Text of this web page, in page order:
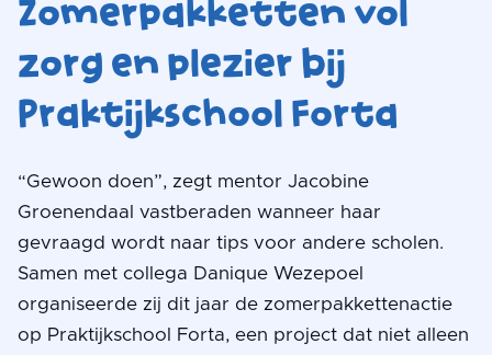
Zomerpakketten vol
zorg en plezier bij
Praktijkschool Forta
“Gewoon doen”, zegt mentor Jacobine
Groenendaal vastberaden wanneer haar
gevraagd wordt naar tips voor andere scholen.
Samen met collega Danique Wezepoel
organiseerde zij dit jaar de zomerpakkettenactie
op Praktijkschool Forta, een project dat niet alleen